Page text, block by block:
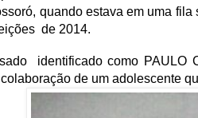
quando estava em uma
de 2014.
identificado como PAULO
de um adolescente